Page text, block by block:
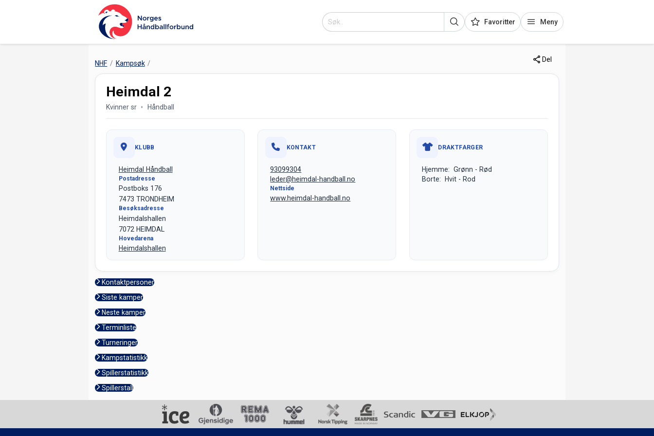
Favoritter Meny
NHF Kampsøk Del
Heimdal 2
Kvinner sr Håndball
KLUBB
Heimdal Håndball
Postadresse
Postboks 176
7473 TRONDHEIM
Besøksadresse
Heimdalshallen
7072 HEIMDAL
Hovedarena
Heimdalshallen
KONTAKT
93099304
leder@heimdal-handball.no
Nettside
www.heimdal-handball.no
DRAKTFARGER
Hjemme: Grønn - Rød
Borte: Hvit - Rod
Kontaktpersoner
Siste kamper
Neste kamper
Terminliste
Turneringer
Kampstatistikk
Spillerstatistikk
Spillerstall